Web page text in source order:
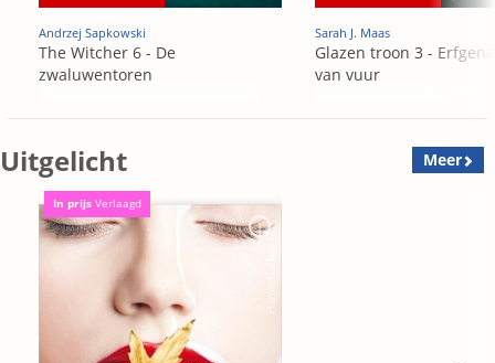
Andrzej Sapkowski
The Witcher 6 - De
zwaluwentoren
Sarah J. Maas
Glazen troon 3 -
van vuur
Uitgelicht Meer
In prijs Verlaagd